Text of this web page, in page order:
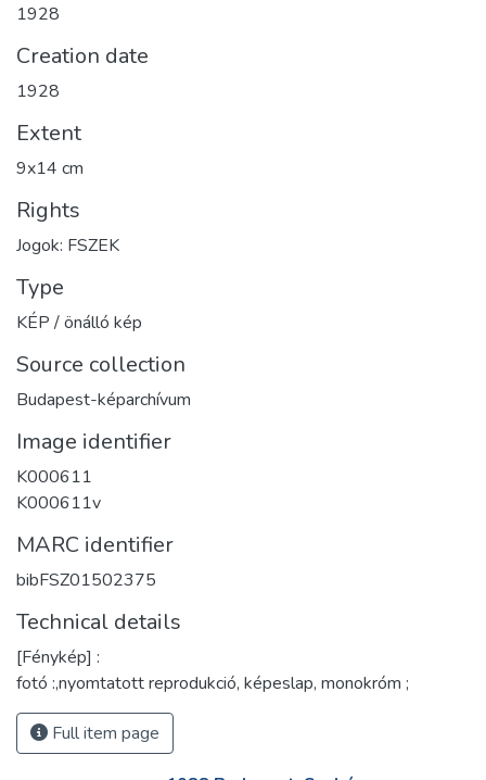
1928
Creation date
1928
Extent
9x14 cm
Rights
Jogok: FSZEK
Type
KÉP / önálló kép
Source collection
Budapest-képarchívum
Image identifier
K000611
K000611v
MARC identifier
bibFSZ01502375
Technical details
[Fénykép] :
fotó :,nyomtatott reprodukció, képeslap, monokróm ;
Full item page